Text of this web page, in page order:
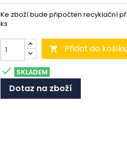
Ke zboží bude připočten recyklační
ks
 Přidat do košíku
 SKLADEM
Dotaz na zboží